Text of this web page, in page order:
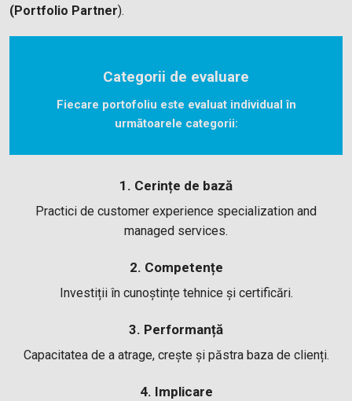
(Portfolio Partner).
Categorii de evaluare
Fiecare portofoliu este evaluat individual în
următoarele categorii:
1. Cerințe de bază
Practici de customer experience specialization and
managed services.
2. Competențe
Investiții în cunoștințe tehnice și certificări.
3. Performanță
Capacitatea de a atrage, crește și păstra baza de clienți.
4. Implicare